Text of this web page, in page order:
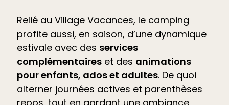
Relié au Village Vacances, le camping
profite aussi, en saison, d’une dynamique
estivale avec des services
complémentaires et des animations
pour enfants, ados et adultes. De quoi
alterner journées actives et parenthèses